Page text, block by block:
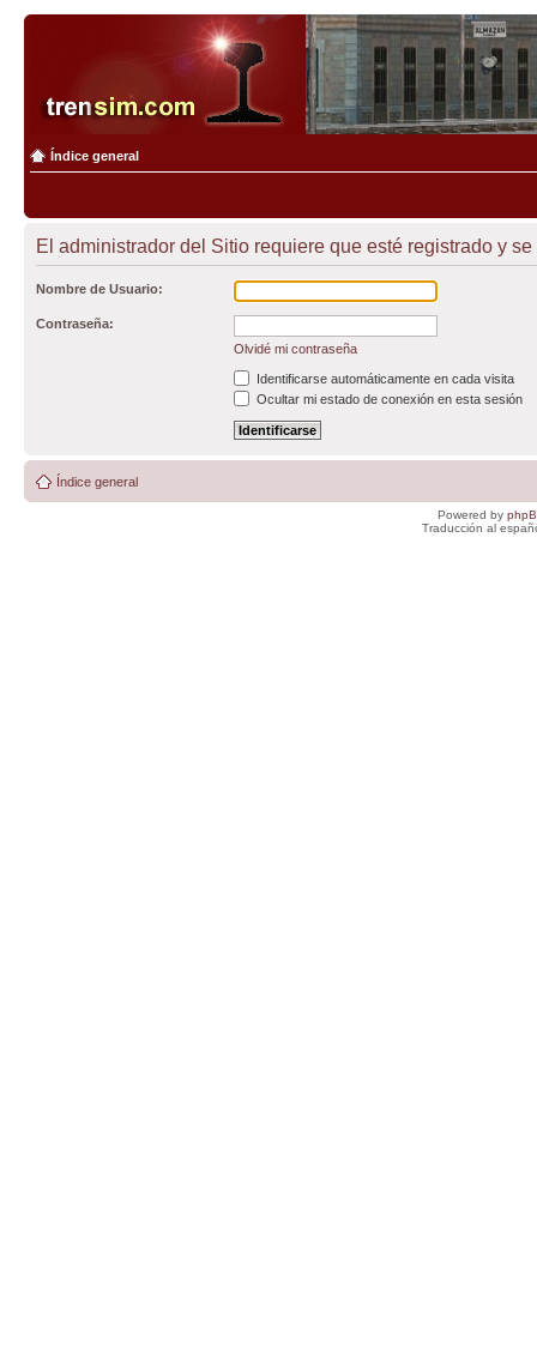
Índice general
El administrador del Sitio requiere que esté registrado y
Nombre de Usuario:
Contraseña:
Olvidé mi contraseña
Identificarse automáticamente en cada visita
Ocultar mi estado de conexión en esta sesión
Índice general
Powered by
Traducción al